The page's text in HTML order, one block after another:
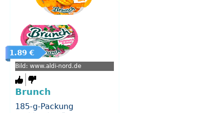
1.89 €
Bild: www.aldi-nord.de
Brunch
185-g-Packung